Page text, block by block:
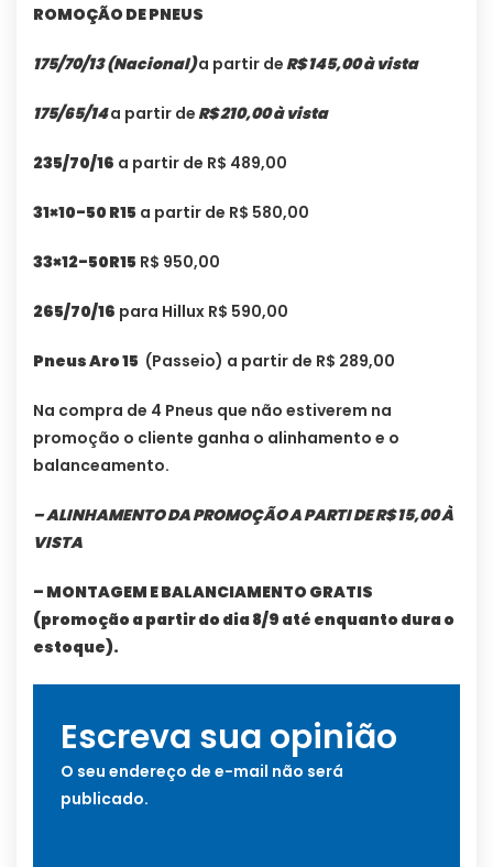
ROMOÇÃO DE PNEUS
175/70/13 (Nacional)a partir deR$ 145,00 à vista
175/65/14a partir deR$ 210,00 à vista
235/70/16 a partir de R$ 489,00
31×10-50 R15 a partir de R$ 580,00
33×12-50R15 R$ 950,00
265/70/16 para Hillux R$ 590,00
Pneus Aro 15 (Passeio) a partir de R$ 289,00
Na compra de 4 Pneus que não estiverem na
promoção o cliente ganha o alinhamento e o
balanceamento.
– ALINHAMENTO DA PROMOÇÃO A PARTI DE R$ 15,00 À
VISTA
– MONTAGEM E BALANCIAMENTO GRATIS
(promoção a partir do dia 8/9 até enquanto dura o
estoque).
Escreva sua opinião
O seu endereço de e-mail não será
publicado.